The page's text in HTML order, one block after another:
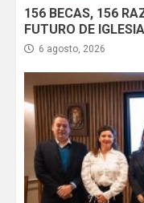
156 BECAS, 156
FUTURO DE IGLESIA
6 agosto, 2026